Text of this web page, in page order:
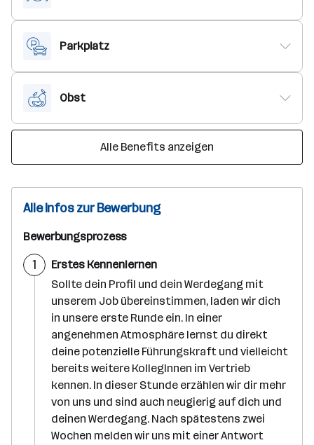
Parkplatz
Obst
Alle Benefits anzeigen
Alle Infos zur Bewerbung
Bewerbungsprozess
S
c
1
Erstes Kennenlernen
Sollte dein Profil und dein Werdegang mit
unserem Job übereinstimmen, laden wir dich
in unsere erste Runde ein. In einer
angenehmen Atmosphäre lernst du direkt
deine potenzielle Führungskraft und vielleicht
bereits weitere KollegInnen im Vertrieb
kennen. In dieser Stunde erzählen wir dir mehr
von uns und sind auch neugierig auf dich und
deinen Werdegang. Nach spätestens zwei
Wochen melden wir uns mit einer Antwort